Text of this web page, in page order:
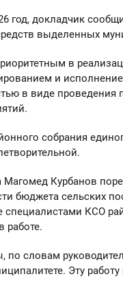
год, докладчик
выделенных
в
и
в виде проведения
собрания
Магомед Курбанов
бюджета сельских
КСО
работе.
словам
Эту